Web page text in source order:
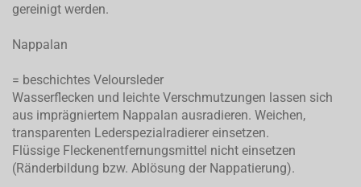
gereinigt werden.
Nappalan
= beschichtes Veloursleder
Wasserflecken und leichte Verschmutzungen lassen sich
aus imprägniertem Nappalan ausradieren. Weichen,
transparenten Lederspezialradierer einsetzen.
Flüssige Fleckenentfernungsmittel nicht einsetzen
(Ränderbildung bzw. Ablösung der Nappatierung).